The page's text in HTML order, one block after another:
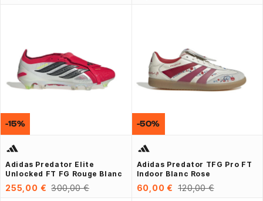
Adidas Predator Elite
Unlocked FT FG Rouge Blanc
255,00 € 300,00 €
-15%
Adidas Predator TFG Pro FT
Indoor Blanc Rose
60,00 € 120,00 €
-50%